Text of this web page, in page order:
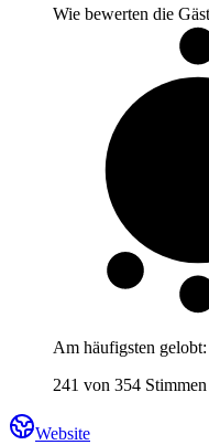
Wie bewerten die
Am häufigsten gelobt:
241 von 354
Website